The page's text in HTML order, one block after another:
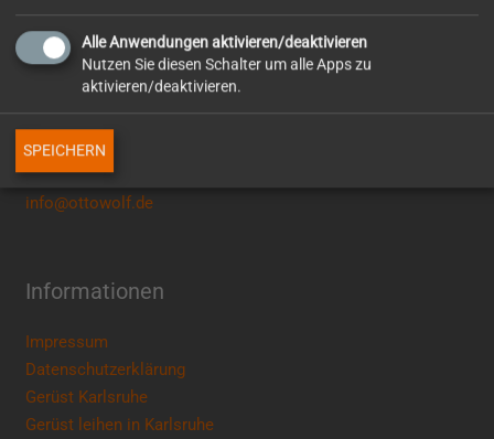
TELEFON
0 72 31 / 94 03 – 0
+49 7231 – 94030
E-MAIL
info@ottowolf.de
Informationen
Impressum
Datenschutzerklärung
Gerüst Karlsruhe
Gerüst leihen in Karlsruhe
Alle Anwendungen aktivieren/deaktivieren
Nutzen Sie diesen Schalter um alle Apps zu
aktivieren/deaktivieren.
SPEICHERN